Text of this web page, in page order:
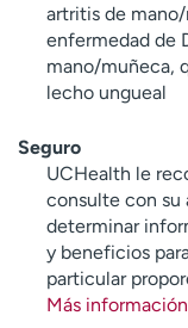
artritis de
enfermedad de
mano/muñeca,
lecho ungueal
Seguro
UCHealth le
consulte con su
determinar
y beneficios
particular
Más